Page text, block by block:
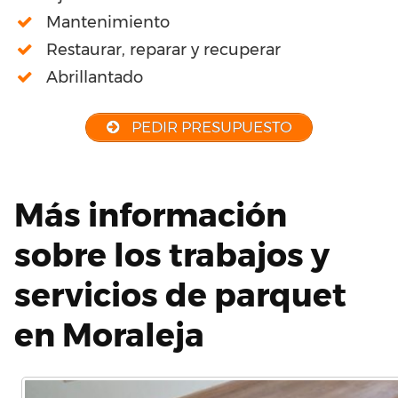
Mantenimiento
Restaurar, reparar y recuperar
Abrillantado
PEDIR PRESUPUESTO
Más información
sobre los trabajos y
servicios de parquet
en Moraleja